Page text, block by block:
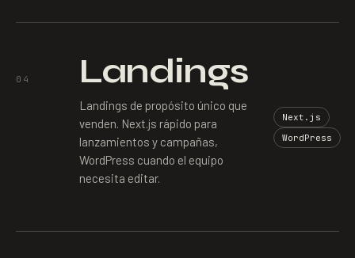
04 Landings
Landings de propósito único que
venden. Next.js rápido para
lanzamientos y campañas,
WordPress cuando el equipo
necesita editar.
Next.js
WordPress